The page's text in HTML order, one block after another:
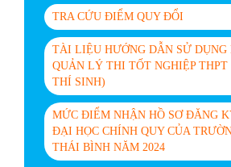
TRA CỨU ĐIỂM QUY ĐỔI
TÀI LIỆU HƯỚNG DẪN SỬ DỤNG
QUẢN LÝ THI TỐT NGHIỆP THPT
THÍ SINH)
MỨC ĐIỂM NHẬN HỒ SƠ ĐĂNG
ĐẠI HỌC CHÍNH QUY CỦA
THÁI BÌNH NĂM 2024